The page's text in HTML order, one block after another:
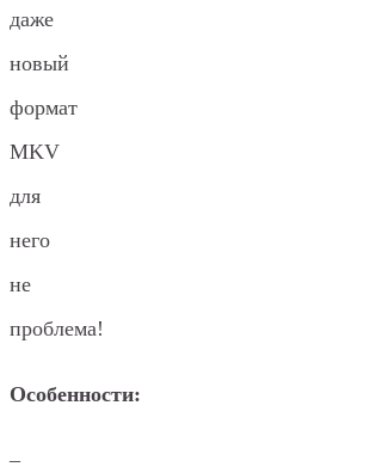
даже
новый
формат
MKV
для
него
не
проблема!
Особенности:
–